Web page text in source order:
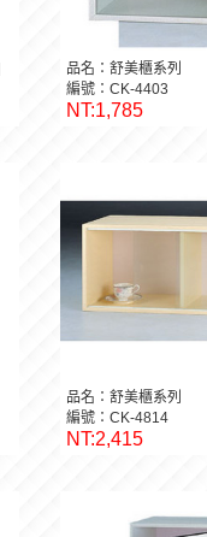
品名：舒美櫃系列
編號：CK-4403
NT:1,785
品名：舒美櫃系列
編號：CK-4814
NT:2,415